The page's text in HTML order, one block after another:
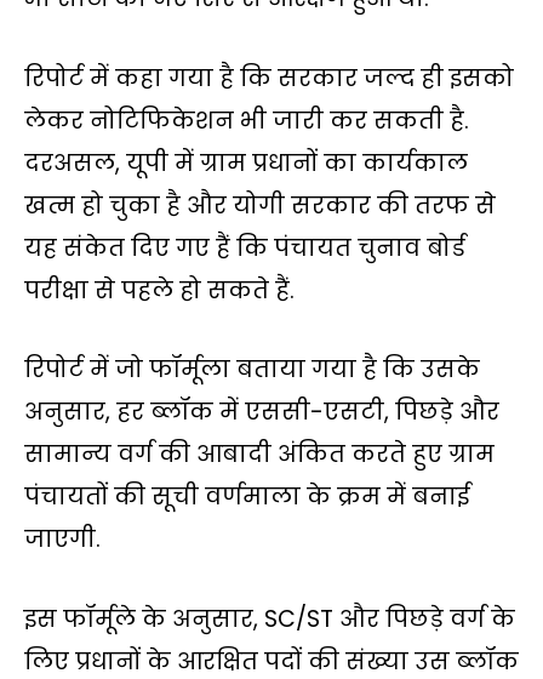
रिपोर्ट में कहा गया है कि सरकार जल्द ही इसको
लेकर नोटिफिकेशन भी जारी कर सकती है.
दरअसल, यूपी में ग्राम प्रधानों का कार्यकाल
खत्म हो चुका है और योगी सरकार की तरफ से
यह संकेत दिए गए हैं कि पंचायत चुनाव बोर्ड
परीक्षा से पहले हो सकते हैं.
रिपोर्ट में जो फॉर्मूला बताया गया है कि उसके
अनुसार, हर ब्लॉक में एससी-एसटी, पिछड़े और
सामान्य वर्ग की आबादी अंकित करते हुए ग्राम
पंचायतों की सूची वर्णमाला के क्रम में बनाई
जाएगी.
इस फॉर्मूले के अनुसार, SC/ST और पिछड़े वर्ग के
लिए प्रधानों के आरक्षित पदों की संख्या उस ब्लॉक